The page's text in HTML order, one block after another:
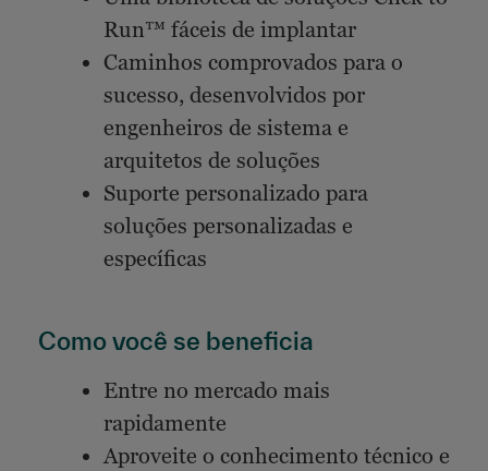
Run™ fáceis de implantar
Caminhos comprovados para o
sucesso, desenvolvidos por
engenheiros de sistema e
arquitetos de soluções
Suporte personalizado para
soluções personalizadas e
específicas
Como você se beneficia
Entre no mercado mais
rapidamente
Aproveite o conhecimento técnico e